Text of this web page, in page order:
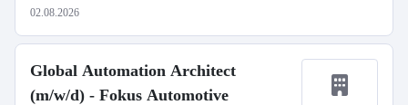
02.08.2026
Global Automation Architect
(m/w/d) - Fokus Automotive